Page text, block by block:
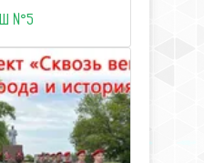
№5